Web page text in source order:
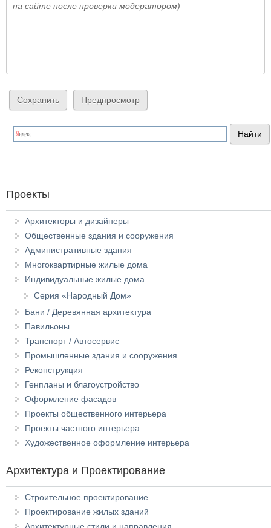
на сайте после проверки модератором)
Проекты
Архитекторы и дизайнеры
Общественные здания и сооружения
Административные здания
Многоквартирные жилые дома
Индивидуальные жилые дома
Серия «Народный Дом»
Бани / Деревянная архитектура
Павильоны
Транспорт / Автосервис
Промышленные здания и сооружения
Реконструкция
Генпланы и благоустройство
Оформление фасадов
Проекты общественного интерьера
Проекты частного интерьера
Художественное оформление интерьера
Архитектура и Проектирование
Строительное проектирование
Проектирование жилых зданий